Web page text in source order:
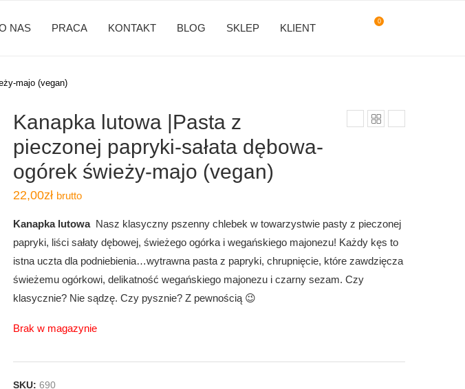
NAS PRACA KONTAKT BLOG SKLEP KLIENT
0
majo (vegan)
Kanapka lutowa |Pasta z
pieczonej papryki-sałata dębowa-
ogórek świeży-majo (vegan)
22,00zł brutto
Kanapka lutowa Nasz klasyczny pszenny chlebek w towarzystwie pasty z pieczonej
papryki, liści sałaty dębowej, świeżego ogórka i wegańskiego majonezu! Każdy kęs to
istna uczta dla podniebienia…wytrawna pasta z papryki, chrupnięcie, które zawdzięcza
świeżemu ogórkowi, delikatność wegańskiego majonezu i czarny sezam. Czy
klasycznie? Nie sądzę. Czy pysznie? Z pewnością 😉
Brak w magazynie
SKU: 690